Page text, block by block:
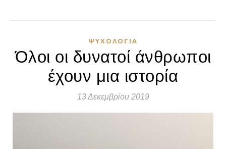
ΨΥΧΟΛΟΓΊΑ
Όλοι οι δυνατοί άνθρωποι
έχουν μια ιστορία
13 Δεκεμβρίου 2019